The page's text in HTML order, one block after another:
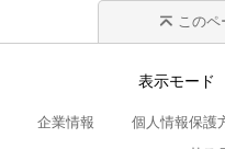
この
表示モード
企業情報 個人情報保護